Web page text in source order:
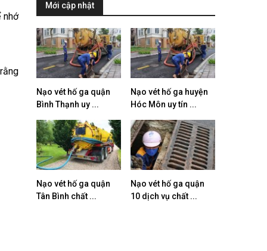
nhớ
Mới cập nhật
Nạo vét hố ga quận
Bình Thạnh uy ...
Nạo vét hố ga huyện
Hóc Môn uy tín ...
Nạo vét hố ga quận
Tân Bình chất ...
Nạo vét hố ga quận
10 dịch vụ chất ...